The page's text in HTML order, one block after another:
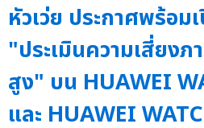
หัวเว่ย ประกาศพร้อม
"ประเมินความเสี่ยงภ
สูง" บน HUAWEI
และ HUAWEI